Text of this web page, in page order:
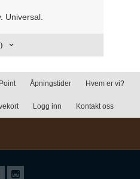
Universal.
Åpningstider Hvem er vi?
Logg inn Kontakt oss